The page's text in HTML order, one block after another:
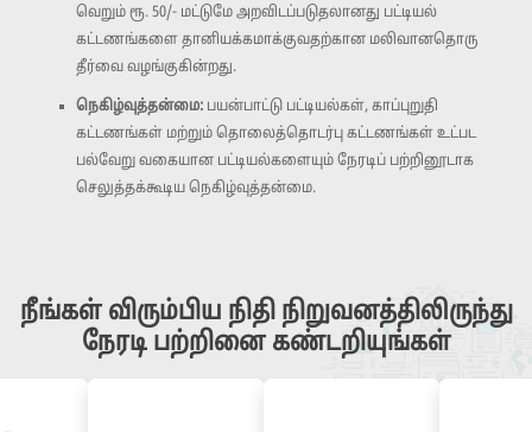
வெறும் ரூ. 50/- மட்டுமே அறவிடப்படுதலானது பட்டியல்
கட்டணங்களை தானியக்கமாக்குவதற்கான மலிவானதொரு
தீர்வை வழங்குகின்றது.
நெகிழ்வுத்தன்மை: பயன்பாட்டு பட்டியல்கள், காப்புறுதி
கட்டணங்கள் மற்றும் தொலைத்தொடர்பு கட்டணங்கள் உட்பட
பல்வேறு வகையான பட்டியல்களையும் நேரடிப் பற்றினூடாக
செலுத்தக்கூடிய நெகிழ்வுத்தன்மை.
நீங்கள் விரும்பிய நிதி நிறுவனத்திலிருந்து
நேரடி பற்றினை கண்டறியுங்கள்